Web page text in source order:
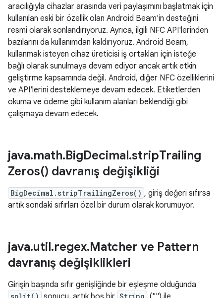
aracılığıyla cihazlar arasında veri paylaşımını başlatmak için
kullanılan eski bir özellik olan Android Beam'in desteğini
resmi olarak sonlandırıyoruz. Ayrıca, ilgili NFC API'lerinden
bazılarını da kullanımdan kaldırıyoruz. Android Beam,
kullanmak isteyen cihaz üreticisi iş ortakları için isteğe
bağlı olarak sunulmaya devam ediyor ancak artık etkin
geliştirme kapsamında değil. Android, diğer NFC özelliklerini
ve API'lerini desteklemeye devam edecek. Etiketlerden
okuma ve ödeme gibi kullanım alanları beklendiği gibi
çalışmaya devam edecek.
java.math.BigDecimal.stripTrailing
Zeros() davranış değişikliği
BigDecimal.stripTrailingZeros() , giriş değeri sıfırsa
artık sondaki sıfırları özel bir durum olarak korumuyor.
java.util.regex.Matcher ve Pattern
davranış değişiklikleri
Girişin başında sıfır genişliğinde bir eşleşme olduğunda